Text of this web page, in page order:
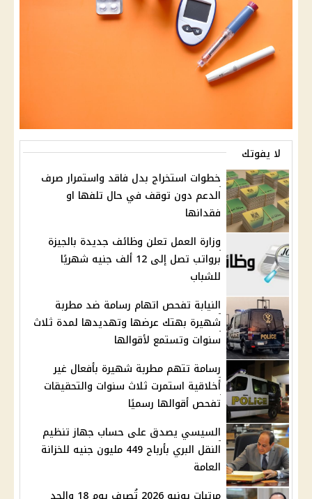
لا يفوتك
خطوات استخراج بدل فاقد واستمرار صرف
الدعم دون توقف في حال تلفها او
فقدانها
وزارة العمل تعلن وظائف جديدة بالجيزة
برواتب تصل إلى 12 ألف جنيه شهريًا
للشباب
النيابة تفحص اتهام رسامة ضد مطربة
شهيرة بهتك عرضها وتهديدها لمدة ثلاث
سنوات وتستمع لأقوالها
رسامة تتهم مطربة شهيرة بأفعال غير
أخلاقية استمرت ثلاث سنوات والتحقيقات
تفحص أقوالها رسميًا
السيسي يصدق على حساب جهاز تنظيم
النقل البري بأرباح 449 مليون جنيه للخزانة
العامة